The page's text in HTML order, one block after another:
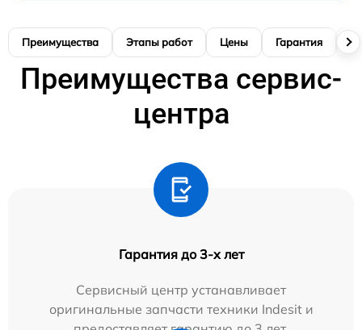
Преимущества Этапы работ Цены Гарантия
Преимущества сервис-
центра
Гарантия до 3-х лет
Сервисный центр устанавливает
оригинальные запчасти техники Indesit и